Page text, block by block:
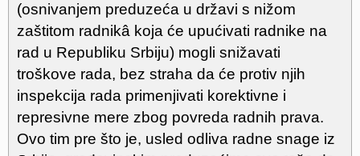
(osnivanjem preduzeća u državi s nižom
zaštitom radnikâ koja će upućivati radnike na
rad u Republiku Srbiju) mogli snižavati
troškove rada, bez straha da će protiv njih
inspekcija rada primenjivati korektivne i
represivne mere zbog povreda radnih prava.
Ovo tim pre što je, usled odliva radne snage iz